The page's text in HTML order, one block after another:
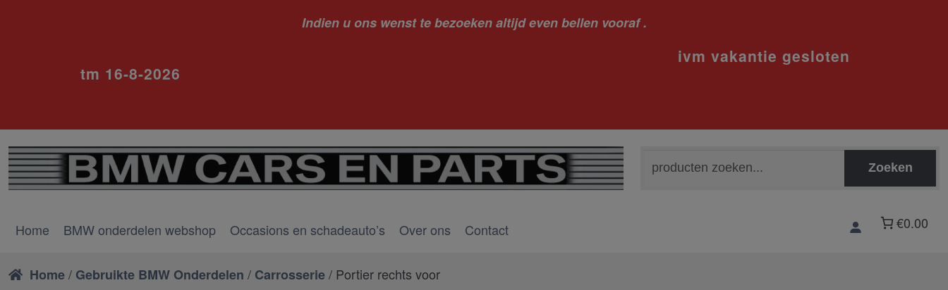
Indien u ons wenst te bezoeken altijd even bellen vooraf .
ivm vakantie gesloten
tm 16-8-2026
naar:
Zoeken
Home BMW onderdelen webshop Occasions en schadeauto’s Over ons Contact €0.00
Home/ Gebruikte BMW Onderdelen / Carrosserie/ Portier rechts voor